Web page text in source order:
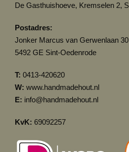
De Gasthuishoeve, Kremselen 2,
Postadres:
Jonker Marcus van Gerwenlaan 30
5492 GE Sint-Oedenrode
T: 0413-420620
W: www.handmadehout.nl
E: info@handmadehout.nl
KvK: 69092257